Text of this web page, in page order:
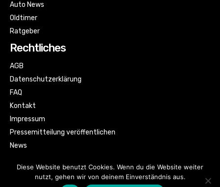
Auto News
Oldtimer
Ratgeber
Rechtliches
AGB
Datenschutzerklärung
FAQ
Kontakt
Impressum
Pressemitteilung veröffentlichen
News
Diese Website benutzt Cookies. Wenn du die Website weiter
nutzt, gehen wir von deinem Einverständnis aus.